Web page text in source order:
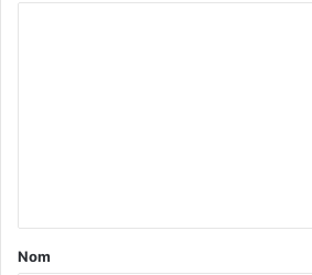
a
Nom